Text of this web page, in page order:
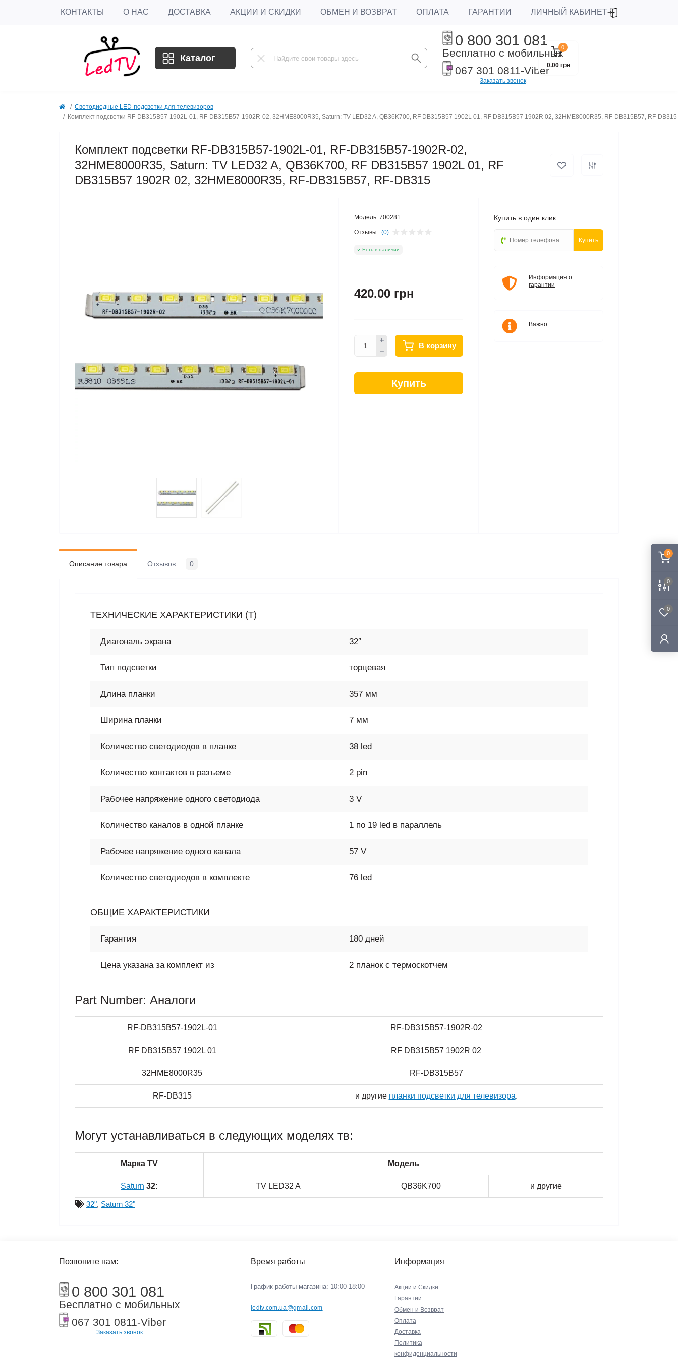
0
0
0
КОНТАКТЫ О НАС ДОСТАВКА АКЦИИ И СКИДКИ ОБМЕН И ВОЗВРАТ ОПЛАТА ГАРАНТИИ ЛИЧНЫЙ КАБИНЕТ
Каталог
0 800 301 081
Бесплатно с мобильных
067 301 0811-Viber
Заказать звонок
0
0.00 грн
Светодиодные LED-подсветки для телевизоров
Комплект подсветки RF-DB315B57-1902L-01, RF-DB315B57-1902R-02, 32HME8000R35, Saturn: TV LED32 A, QB36K700, RF DB315B57 1902L 01, RF DB315B57 1902R 02, 32HME8000R35, RF-DB315B57, RF-DB315
Комплект подсветки RF-DB315B57-1902L-01, RF-DB315B57-1902R-02,
32HME8000R35, Saturn: TV LED32 A, QB36K700, RF DB315B57 1902L 01, RF
DB315B57 1902R 02, 32HME8000R35, RF-DB315B57, RF-DB315
Модель: 700281
Отзывы: (0)
Есть в наличии
420.00 грн
В корзину
Купить
Купить в один клик
Купить
Информация о
гарантии
Важно
Описание товара Отзывов 0
ТЕХНИЧЕСКИЕ ХАРАКТЕРИСТИКИ (T)
Диагональ экрана 32″
Тип подсветки торцевая
Длина планки 357 мм
Ширина планки 7 мм
Количество светодиодов в планке 38 led
Количество контактов в разъеме 2 pin
Рабочее напряжение одного светодиода 3 V
Количество каналов в одной планке 1 по 19 led в параллель
Рабочее напряжение одного канала 57 V
Количество светодиодов в комплекте 76 led
ОБЩИЕ ХАРАКТЕРИСТИКИ
Гарантия 180 дней
Цена указана за комплект из 2 планок с термоскотчем
Part Number: Аналоги
RF-DB315B57-1902L-01 RF-DB315B57-1902R-02
RF DB315B57 1902L 01 RF DB315B57 1902R 02
32HME8000R35 RF-DB315B57
RF-DB315 и другие планки подсветки для телевизора.
Могут устанавливаться в следующих моделях тв:
Марка TV Модель
Saturn 32: TV LED32 A QB36K700 и другие
32", Saturn 32"
Позвоните нам:
0 800 301 081
Бесплатно с мобильных
067 301 0811-Viber
Заказать звонок
Время работы
График работы магазина: 10:00-18:00
ledtv.com.ua@gmail.com
Информация
Акции и Скидки
Гарантии
Обмен и Возврат
Оплата
Доставка
Политика
конфиденциальности